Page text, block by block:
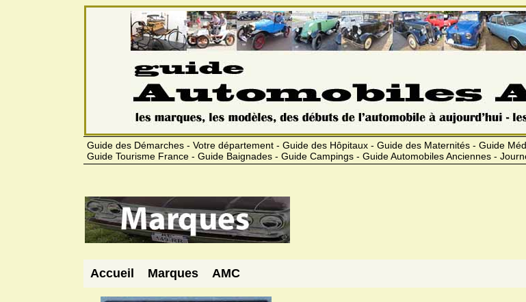
Guide des Démarches - Votre département - Guide des Hôpitaux - Guide des Maternités - Guide
Guide Tourisme France - Guide Baignades - Guide Campings - Guide Automobiles Anciennes -
Accueil Marques AMC